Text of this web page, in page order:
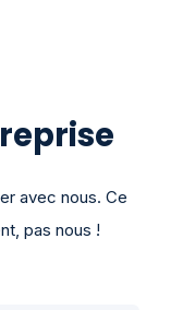
avec nous. Ce
pas nous !